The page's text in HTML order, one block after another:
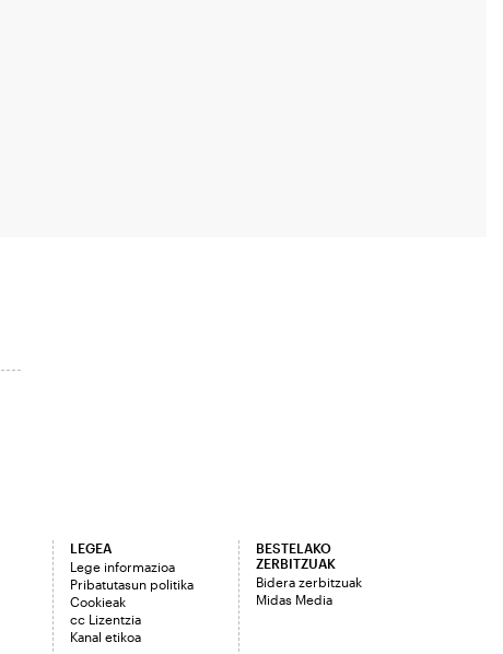
LEGEA
Lege informazioa
Pribatutasun politika
Cookieak
cc Lizentzia
Kanal etikoa
BESTELAKO
ZERBITZUAK
Bidera zerbitzuak
Midas Media